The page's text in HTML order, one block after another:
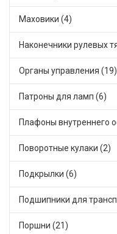
Маховики (4)
Органы управления (19)
Патроны для ламп (6)
Поворотные кулаки (2)
Подкрылки (6)
Поршни (21)